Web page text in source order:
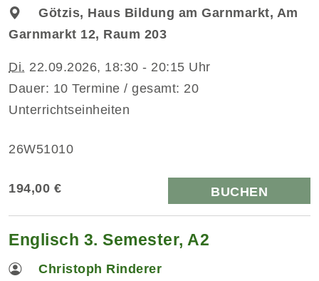
Götzis, Haus Bildung am Garnmarkt, Am
Garnmarkt 12, Raum 203
Di. 22.09.2026, 18:30 - 20:15 Uhr
Dauer: 10 Termine / gesamt: 20
Unterrichtseinheiten
26W51010
194,00 € BUCHEN
Englisch 3. Semester, A2
Christoph Rinderer